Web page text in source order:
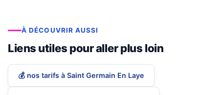
À DÉCOUVRIR AUSSI
Liens utiles pour aller plus loin
💰 nos tarifs à Saint Germain En Laye